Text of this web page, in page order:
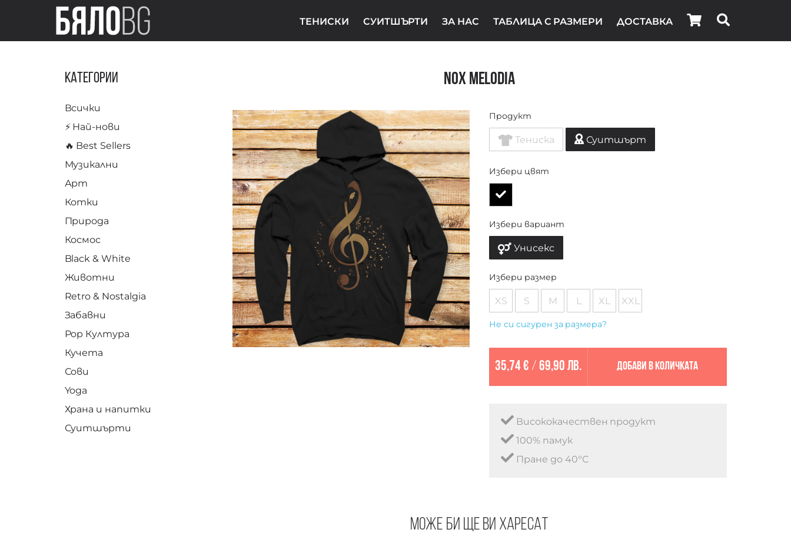
ТЕНИСКИ СУИТШЪРТИ ЗА НАС ТАБЛИЦА С РАЗМЕРИ ДОСТАВКА
Категории
Всички
⚡️ Най-нови
🔥 Best Sellers
Музикални
Арт
Котки
Природа
Космос
Black & White
Животни
Retro & Nostalgia
Забавни
Pop Култура
Кучета
Сови
Yoga
Храна и напитки
Суитшърти
Nox Melodia
Продукт
Тениска Суитшърт
Избери цвят
Избери вариант
Унисекс
Избери размер
XS S M L XL XXL
Не си сигурен за размера?
35,74 € / 69,90 лв. Добави в количката
Висококачествен продукт
100% памук
Пране до 40°C
Може би ще ви харесат